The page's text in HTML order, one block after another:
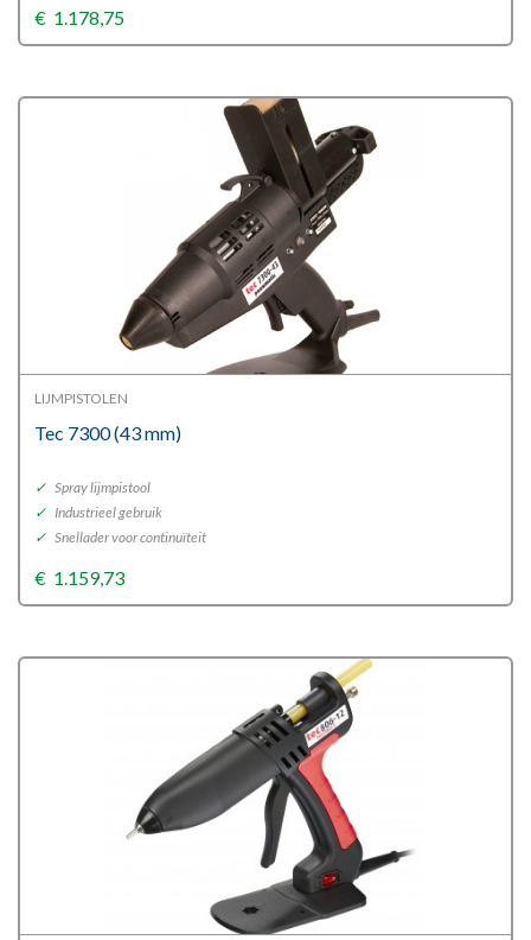
€ 1.178,75
LIJMPISTOLEN
Tec 7300 (43 mm)
✓ Spray lijmpistool
✓ Industrieel gebruik
✓ Snellader voor continuïteit
€ 1.159,73